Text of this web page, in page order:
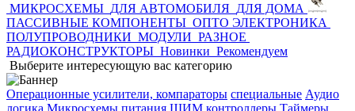
МИКРОСХЕМЫ ДЛЯ АВТОМОБИЛЯ ДЛЯ ДОМА
ПАССИВНЫЕ КОМПОНЕНТЫ ОПТО ЭЛЕКТРОНИКА
ПОЛУПРОВОДНИКИ МОДУЛИ РАЗНОЕ
РАДИОКОНСТРУКТОРЫ Новинки Рекомендуем
Выберите интересующую вас категорию
Операционные усилители, компараторы специальные Аудио
логика Микросхемы питания ШИМ контроллеры Таймеры